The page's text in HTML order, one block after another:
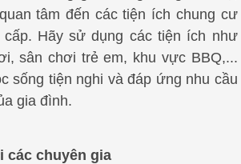
tâm đến các tiện ích chung cư
cấp. Hãy sử dụng các tiện ích như
sân chơi trẻ em, khu vực BBQ,...
sống tiện nghi và đáp ứng nhu cầu
gia đình.
các chuyên gia